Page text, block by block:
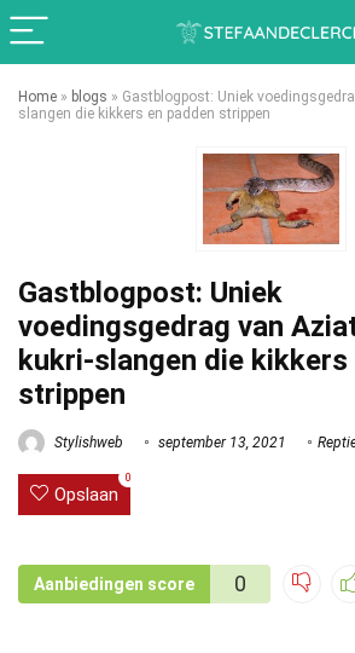
Home » blogs » Gastblogpost: Uniek
slangen die kikkers en padden strippen
Gastblogpost: Uniek
voedingsgedrag van
kukri-slangen die kikkers
strippen
Stylishweb september 13, 2021
Opslaan
0
Aanbiedingen score 0